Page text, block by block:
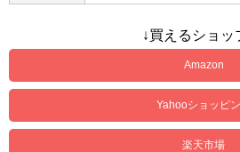
↓買えるショッ
Amazon
Yahooショッピ
楽天市場